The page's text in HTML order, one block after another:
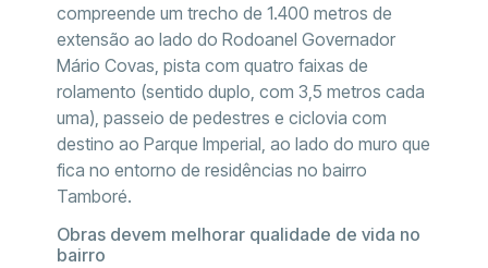
compreende um trecho de 1.400 metros de
extensão ao lado do Rodoanel Governador
Mário Covas, pista com quatro faixas de
rolamento (sentido duplo, com 3,5 metros cada
uma), passeio de pedestres e ciclovia com
destino ao Parque Imperial, ao lado do muro que
fica no entorno de residências no bairro
Tamboré.
Obras devem melhorar qualidade de vida no
bairro